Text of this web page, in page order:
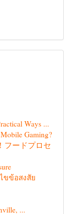
Ways ...
Gaming?
フードプロセ
ขข้อสงสัย
...